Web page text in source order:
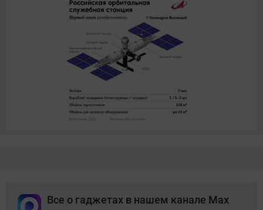
Все о гаджетах в нашем канале Max